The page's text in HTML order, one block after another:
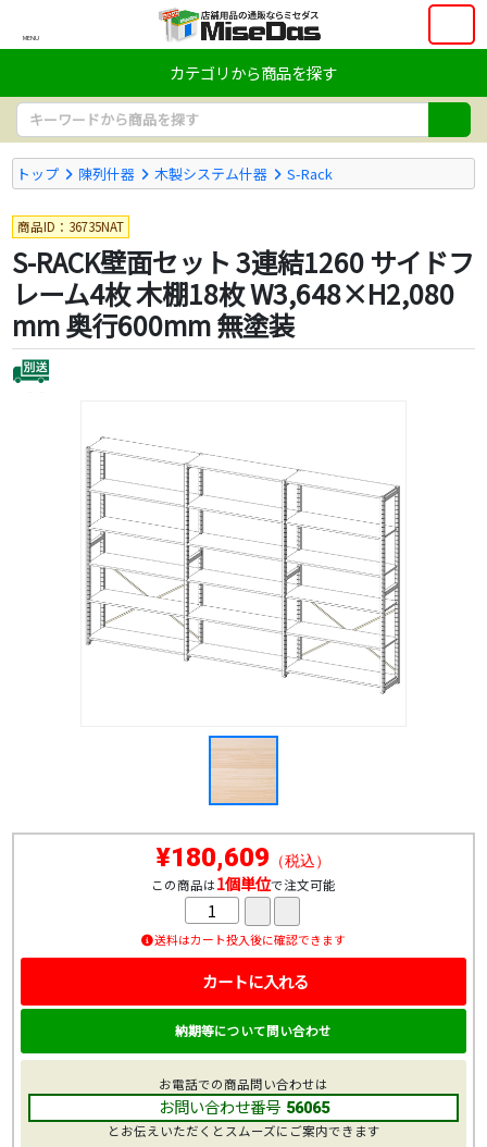
MENU
カテゴリから商品を探す
トップ 陳列什器 木製システム什器 S-Rack
商品ID：36735NAT
S-RACK壁面セット 3連結1260 サイドフ
レーム4枚 木棚18枚 W3,648×H2,080
mm 奥行600mm 無塗装
¥180,609 （税込）
この商品は1個単位で注文可能
送料はカート投入後に確認できます
カートに入れる
納期等について問い合わせ
お電話での商品問い合わせは
お問い合わせ番号 56065
とお伝えいただくとスムーズにご案内できます